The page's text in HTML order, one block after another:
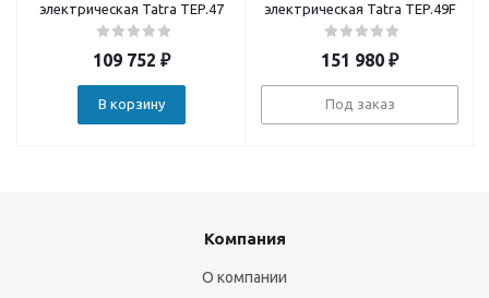
электрическая Tatra TEP.47
109 752 ₽
В корзину
электрическая Tatra TEP.49F
151 980 ₽
Под заказ
Компания
О компании